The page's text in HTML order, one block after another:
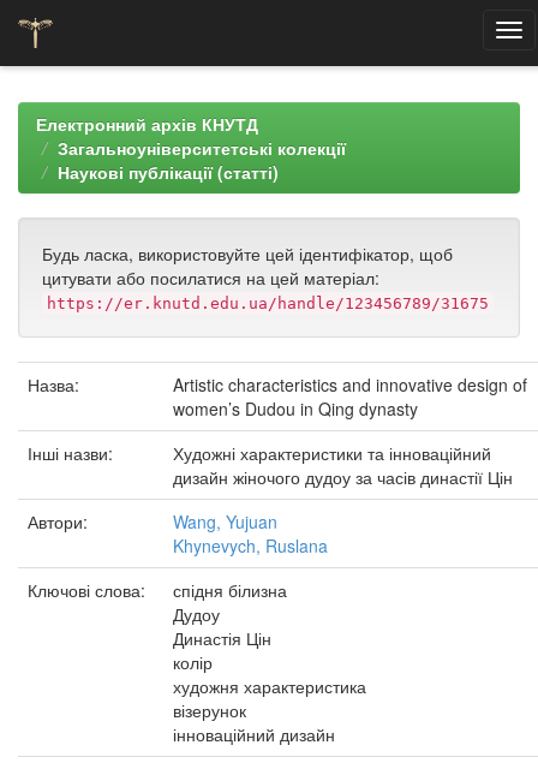
navigationЕлектронний архів КНУТД
Загальноуніверситетські колекції
Наукові публікації (статті)
Будь ласка, використовуйте цей ідентифікатор, щоб
цитувати або посилатися на цей матеріал:
https://er.knutd.edu.ua/handle/123456789/31675
Назва:
Artistic characteristics and innovative design of
women’s Dudou in Qing dynasty
Інші назви:
Художні характеристики та інноваційний
дизайн жіночого дудоу за часів династії Цін
Автори:
Wang, Yujuan
Khynevych, Ruslana
Ключові слова:
спідня білизна
Дудоу
Династія Цін
колір
художня характеристика
візерунок
інноваційний дизайн